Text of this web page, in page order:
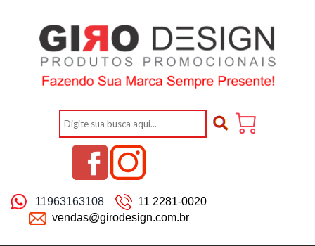
11963163108
11 2281-0020
vendas@girodesign.com.br